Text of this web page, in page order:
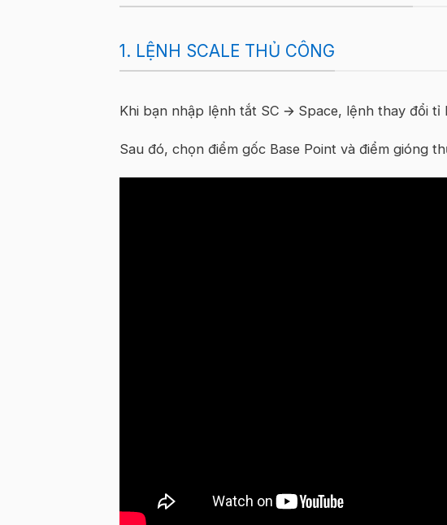
1. LỆNH SCALE THỦ CÔNG
Khi bạn nhập lệnh tắt SC 🡪 Space, lệnh thay đổi tỉ
Sau đó, chọn điểm gốc Base Point và điểm gióng